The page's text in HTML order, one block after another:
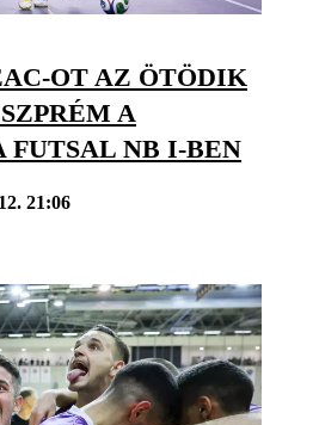
OT AZ ÖTÖDIK
A
FUTSAL NB I-BEN
21:06